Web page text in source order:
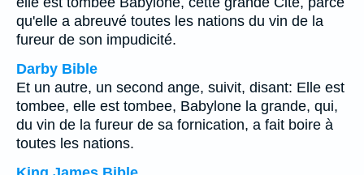
qu'elle a abreuvé toutes les nations du vin de la
fureur de son impudicité.
Darby Bible
Et un autre, un second ange, suivit, disant: Elle est
tombee, elle est tombee, Babylone la grande, qui,
du vin de la fureur de sa fornication, a fait boire à
toutes les nations.